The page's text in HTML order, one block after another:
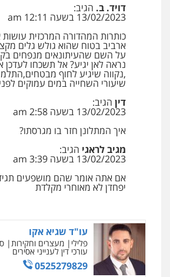
דויד. ב. הגיב:
13/02/2023 בשעה 12:11 am
כותרות המהדורה המרכזית עושות
ארביב בטוח שהוא גולש גלים
על השם שהעיתונאים מנפחים
נראה לאן יגיע? אל תשכחו לעדכן
,נקווה שיגיע לחוף
שיעורי השחייה במים עמוקים
דין הגיב:
13/02/2023 בשעה 2:58 am
איך המתלונן חזר בו מגרסתו?
מגיב לראגי הגיב:
13/02/2023 בשעה 3:39 am
אם אתה אומר שהם מושפעים
יפחדן לא מאוחרי מקלדת
קורל קרוז – עורך דין
משפט פלילי
0545437431
פלילי פשיעה חמורה
ומעצרים
0508824984
עו"ד תומר בנישתי
פלילי מעצרים וחקירות
חמורה
עו"ד שגיא אקו
פלילי מעצרים וחקירות
עורכי דין לענייני אסירים
0525279829